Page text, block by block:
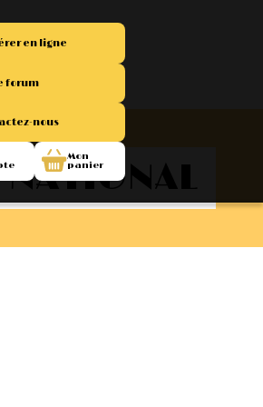
en ligne
forum
nous
Mon
panier
NATIONAL